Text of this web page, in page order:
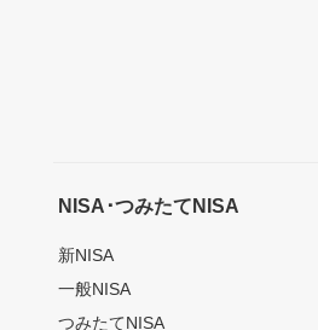
NISA･つみたてNISA
新NISA
一般NISA
つみたてNISA